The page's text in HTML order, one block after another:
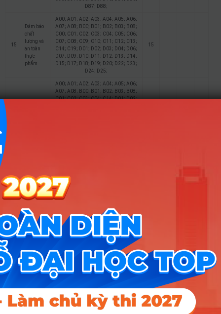
D87; D88;
15
Đảm bảo
chất
lượng và
an toàn
thực
phẩm
A00; A01; A02; A03; A04; A05; A06;
A07; A08; B00; B01; B02; B03; B08;
C00; C01; C02; C03; C04; C05; C06;
C07; C08; C09; C10; C11; C12; C13;
C14; C19; D01; D02; D03; D04; D06;
D07; D09; D10; D11; D12; D13; D14;
D15; D17; D18; D19; D20; D22; D23;
D24; D25;
15
A00; A01; A02; A03; A04; A05; A06;
A07; A08; B00; B01; B02; B03; B08;
C01; C02; C03; C04; C14; D01; D02;
xây dựng
D18; D19; D20; D22; D23; D24; D25;
D27; D28; D29; D30; D32; D33; D34;
D35; D37; D38; D39; D40; D84; D86;
18 Du lịch
A00; A01; A02; A03; A04; A05; A06;
A07; A08; B00; B01; B02; B03; B08;
C00; C01; C02; C03; C04; C05; C06;
C07; C08; C09; C10; C11; C12; C13;
C14; C19; D01; D02; D03; D04; D06;
D07; D09; D10; D11; D12; D13; D14;
D15; D17; D18; D19; D20; D22; D23;
D24; D25;
STT
Tên
ngành
Tổ hợp
Điểm Chuẩn
2025 2024 2023